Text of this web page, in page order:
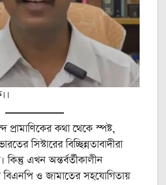
প্রামাণিকের কথা থেকে স্পষ্ট,
সিস্টারের বিচ্ছিন্নতাবাদীরা
কিন্তু এখন অন্তর্বর্তীকালীন
বিএনপি ও জামাতের সহযোগিতায়